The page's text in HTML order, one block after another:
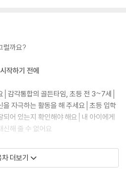
럴까요?
작하기 전에
│감각통합의 골든타임, 초등 전 3~7세│
을 자극하는 활동을 해 주세요│초등 입학
되어 있는지 확인해야 해요│내 아이에게
신해 줄 수 없어요
영양분인 감각을 조직화하는 과정│집중
의 최종 산물이에요│문제 행동을 훈육하
차 더보기